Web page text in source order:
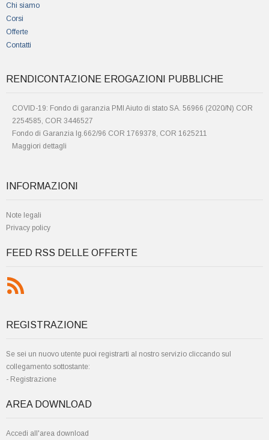
Chi siamo
Corsi
Offerte
Contatti
RENDICONTAZIONE EROGAZIONI PUBBLICHE
COVID-19: Fondo di garanzia PMI Aiuto di stato SA. 56966 (2020/N) COR
2254585, COR 3446527
Fondo di Garanzia lg.662/96 COR 1769378, COR 1625211
Maggiori dettagli
INFORMAZIONI
Note legali
Privacy policy
FEED RSS DELLE OFFERTE
REGISTRAZIONE
Se sei un nuovo utente puoi registrarti al nostro servizio cliccando sul
collegamento sottostante:
- Registrazione
AREA DOWNLOAD
Accedi all'area download